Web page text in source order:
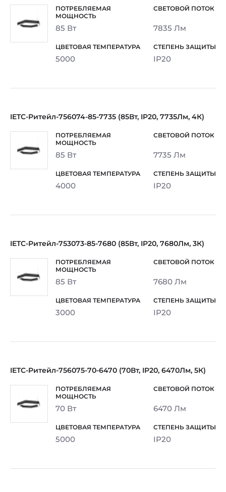
85 Вт 7835 Лм
5000 IP20
IETC-Ритейл-756074-85-7735 (85Вт, IP20, 7735Лм, 4К)
85 Вт 7735 Лм
4000 IP20
IETC-Ритейл-753073-85-7680 (85Вт, IP20, 7680Лм, 3К)
85 Вт 7680 Лм
3000 IP20
IETC-Ритейл-756075-70-6470 (70Вт, IP20, 6470Лм, 5К)
70 Вт 6470 Лм
5000 IP20